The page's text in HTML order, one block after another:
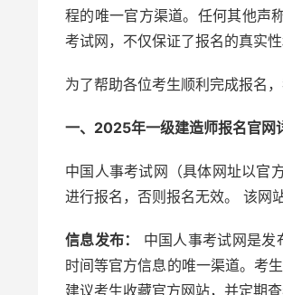
程的唯一官方渠道。任何其他声
考试网，不仅保证了报名的真实
为了帮助各位考生顺利完成报名
一、2025年一级建造师报名官网
中国人事考试网（具体网址以官
进行报名，否则报名无效。 该网
信息发布：
中国人事考试网是发
时间等官方信息的唯一渠道。考
建议考生收藏官方网站，并定期查